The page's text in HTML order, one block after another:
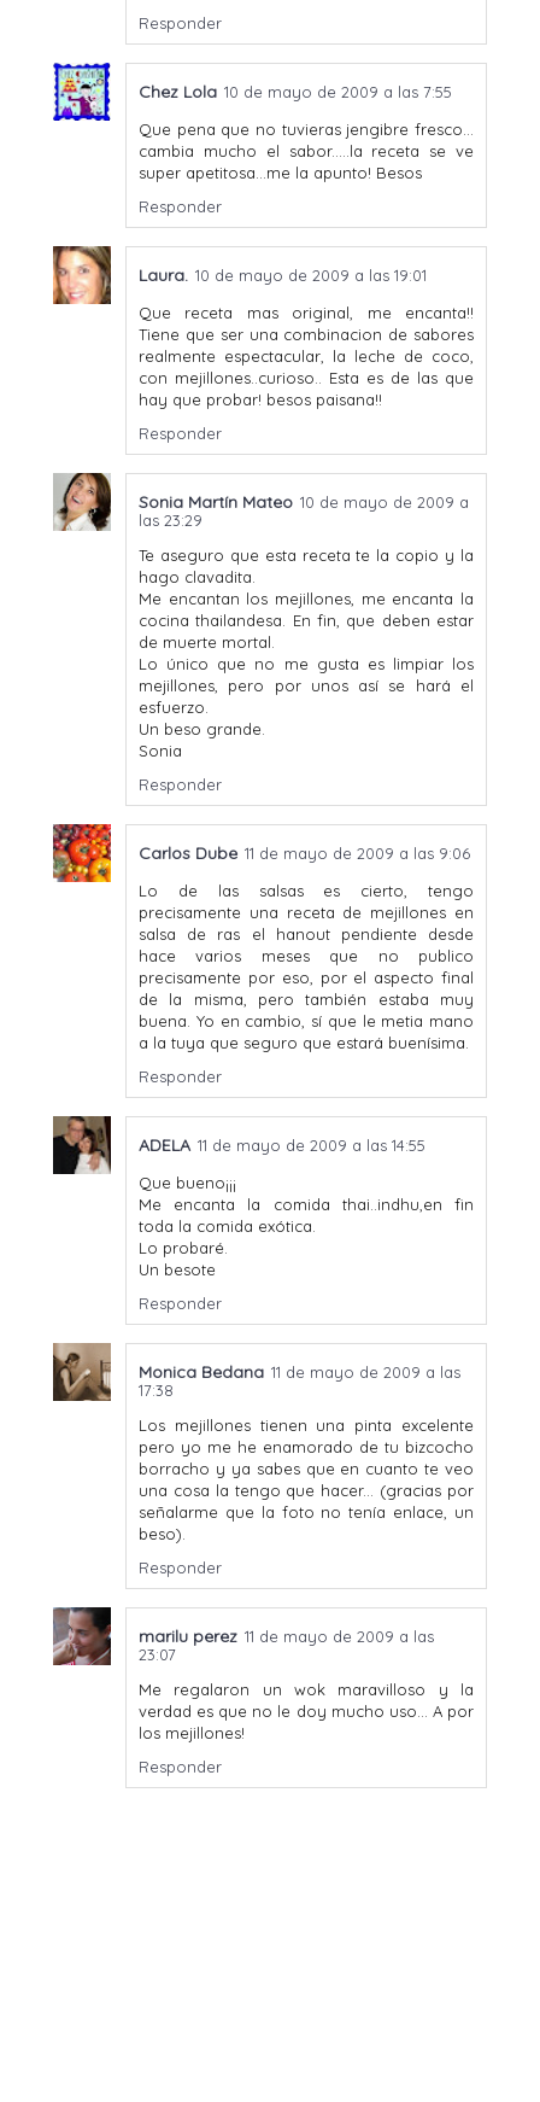
Responder
Chez Lola 10 de mayo de 2009 a las 7:55
Que pena que no tuvieras jengibre fresco...
cambia mucho el sabor.....la receta se ve
super apetitosa...me la apunto! Besos
Responder
Laura. 10 de mayo de 2009 a las 19:01
Que receta mas original, me encanta!!
Tiene que ser una combinacion de sabores
realmente espectacular, la leche de coco,
con mejillones..curioso.. Esta es de las que
hay que probar! besos paisana!!
Responder
Sonia Martín Mateo 10 de mayo de 2009 a
las 23:29
Te aseguro que esta receta te la copio y la
hago clavadita.
Me encantan los mejillones, me encanta la
cocina thailandesa. En fin, que deben estar
de muerte mortal.
Lo único que no me gusta es limpiar los
mejillones, pero por unos así se hará el
esfuerzo.
Un beso grande.
Sonia
Responder
Carlos Dube 11 de mayo de 2009 a las 9:06
Lo de las salsas es cierto, tengo
precisamente una receta de mejillones en
salsa de ras el hanout pendiente desde
hace varios meses que no publico
precisamente por eso, por el aspecto final
de la misma, pero también estaba muy
buena. Yo en cambio, sí que le metia mano
a la tuya que seguro que estará buenísima.
Responder
ADELA 11 de mayo de 2009 a las 14:55
Que bueno¡¡¡
Me encanta la comida thai..indhu,en fin
toda la comida exótica.
Lo probaré.
Un besote
Responder
Monica Bedana 11 de mayo de 2009 a las
17:38
Los mejillones tienen una pinta excelente
pero yo me he enamorado de tu bizcocho
borracho y ya sabes que en cuanto te veo
una cosa la tengo que hacer... (gracias por
señalarme que la foto no tenía enlace, un
beso).
Responder
marilu perez 11 de mayo de 2009 a las
23:07
Me regalaron un wok maravilloso y la
verdad es que no le doy mucho uso... A por
los mejillones!
Responder